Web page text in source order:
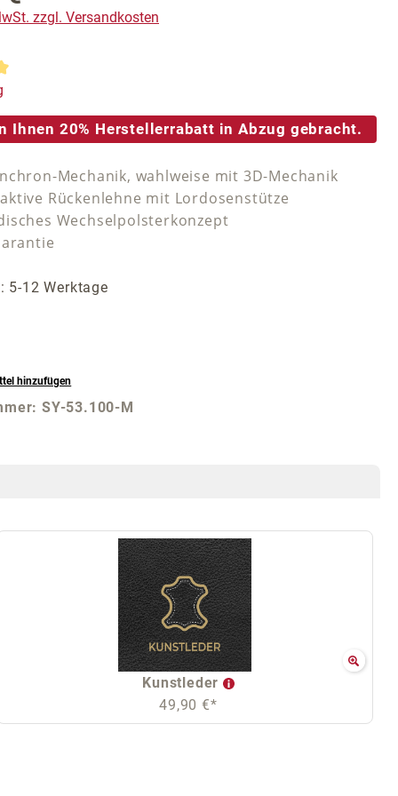
zzgl. Versandkosten
Bewertung von 5 von 5 Sternen
Ihnen 20% Herstellerrabatt in Abzug gebracht.
Mechanik, wahlweise mit 3D-Mechanik
Rückenlehne mit Lordosenstütze
Wechselpolsterkonzept
5-12 Werktage
hinzufügen
SY-53.100-M
Kunstleder
49,90 €*